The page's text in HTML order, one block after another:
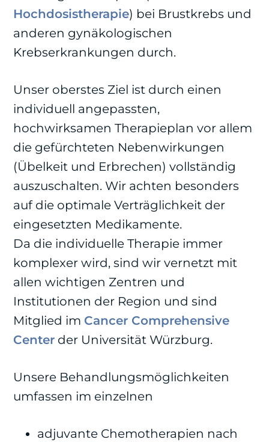
Hochdosistherapie) bei Brustkrebs und
anderen gynäkologischen
Krebserkrankungen durch.
Unser oberstes Ziel ist durch einen
individuell angepassten,
hochwirksamen Therapieplan vor allem
die gefürchteten Nebenwirkungen
(Übelkeit und Erbrechen) vollständig
auszuschalten. Wir achten besonders
auf die optimale Verträglichkeit der
eingesetzten Medikamente.
Da die individuelle Therapie immer
komplexer wird, sind wir vernetzt mit
allen wichtigen Zentren und
Institutionen der Region und sind
Mitglied im Cancer Comprehensive
Center der Universität Würzburg.
Unsere Behandlungsmöglichkeiten
umfassen im einzelnen
adjuvante Chemotherapien nach